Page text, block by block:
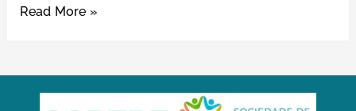
Read More »